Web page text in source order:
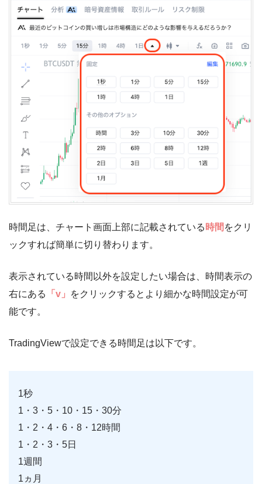
時間足は、チャート画面上部に記載されている 時間 をクリ
ックすれば簡単に切り替わります。
表示されている時間以外を設定したい場合は、時間表示の
右にある
「v」
をクリックするとより細かな時間設定が可
能です。
TradingViewで設定できる時間足は以下です。
1秒
1・3・5・10・15・30分
1・2・4・6・8・12時間
1・2・3・5日
1週間
1ヵ月